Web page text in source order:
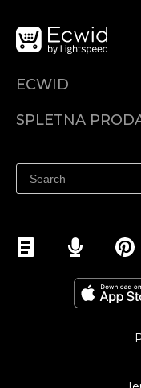
ECWID
SPLETNA
Prodaja na